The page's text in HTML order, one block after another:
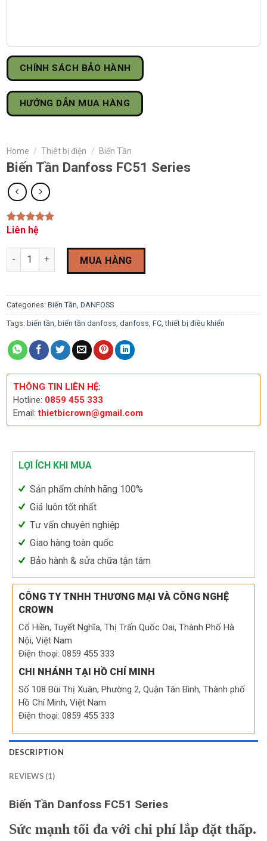
CHÍNH SÁCH BẢO HÀNH
HƯỚNG DẪN MUA HÀNG
Home / Thiêt bị điện / Biến Tần
Biến Tần Danfoss FC51 Series
Rated5.00
based on
1
customer
Liên hệ
Biến Tần Danfoss FC51 Series quantity
MUA HÀNG
Categories: Biến Tần, DANFOSS
Tags: biến tần, biến tần danfoss, danfoss, FC,thiết bị điều khiển
THÔNG TIN LIÊN HỆ:
Hotline: 0859 455 333
Email:thietbicrown@gmail.com
LỢI ÍCH KHI MUA
Sản phẩm chính hãng 100%
Giá luôn tốt nhất
Tư vấn chuyên nghiệp
Giao hàng toàn quốc
Bảo hành & sửa chữa tận tâm
CÔNG TY TNHH THƯƠNG MẠI VÀ CÔNG NGHỆ
CROWN
Cổ Hiền, Tuyết Nghĩa, Thị Trấn Quốc Oai, Thành Phố Hà
Nội, Việt Nam
Điện thoại: 0859 455 333
CHI NHÁNH TẠI HỒ CHÍ MINH
Số 108 Bùi Thị Xuân, Phường 2, Quận Tân Bình, Thành phố
Hồ Chí Minh, Việt Nam
Điện thoại: 0859 455 333
DESCRIPTION
REVIEWS (1)
Biến Tần Danfoss FC51 Series
Sức mạnh tối đa với chi phí lắp đặt thấp.